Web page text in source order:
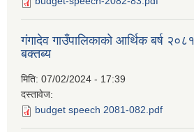
गंगादेव गाउँपालिकाको आर्थिक बर्ष
बक्तब्य
मिति: 07/02/2024 - 17:39
दस्तावेज:
budget speech 2081-082.pdf